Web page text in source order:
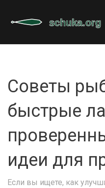
Советы
быстрые
идеи для
Если вы ищете, как